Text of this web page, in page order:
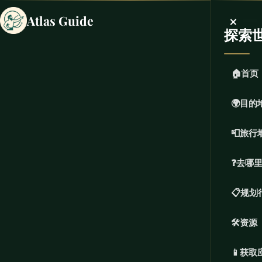
Atlas Guide ×
探索
🏠首页
🌍目的
📮旅行
❓去哪
📋规划
🛠️资源
📱 获取